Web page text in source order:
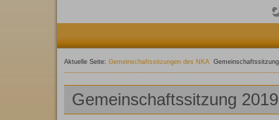
Aktuelle Seite: Gemeinschaftssitzungen des NKA
Gemeinschaftssitzung 2019